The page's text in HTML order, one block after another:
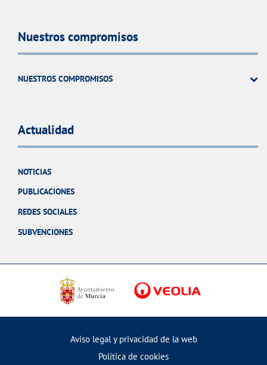
Nuestros compromisos
NUESTROS COMPROMISOS
Actualidad
NOTICIAS
PUBLICACIONES
REDES SOCIALES
SUBVENCIONES
Aviso legal y privacidad de la web
Política de cookies